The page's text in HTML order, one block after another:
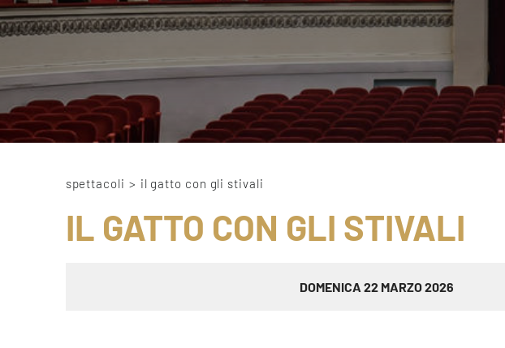
spettacoli > il gatto con gli stivali
IL GATTO CON GLI STIVALI
DOMENICA 22 MARZO 2026